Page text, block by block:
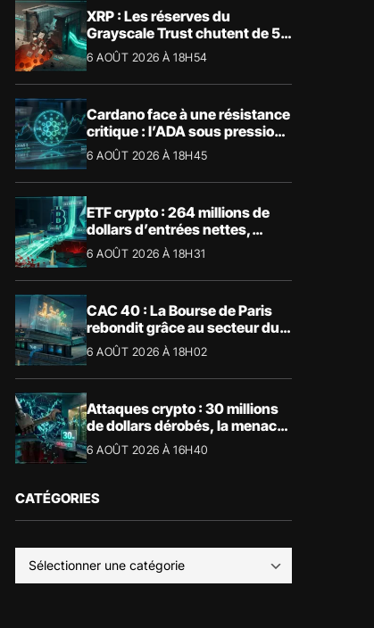
XRP : Les réserves du
Grayscale Trust chutent de 55
% suite aux rachats
6 AOÛT 2026 À 18H54
Cardano face à une résistance
critique : l’ADA sous pression
technique
6 AOÛT 2026 À 18H45
ETF crypto : 264 millions de
dollars d’entrées nettes,
Bitcoin et Ethereum dominent
6 AOÛT 2026 À 18H31
CAC 40 : La Bourse de Paris
rebondit grâce au secteur du
luxe
6 AOÛT 2026 À 18H02
Attaques crypto : 30 millions
de dollars dérobés, la menace
devient physique
6 AOÛT 2026 À 16H40
CATÉGORIES